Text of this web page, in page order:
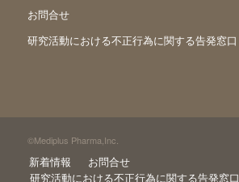
お問合せ
研究活動における不正行為に関する告発窓口
©Mediplus Pharma,Inc.
新着情報
お問合せ
研究活動における不正行為に関する告発窓口